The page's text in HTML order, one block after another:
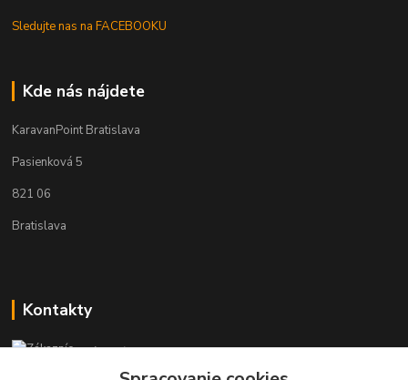
Sledujte nas na FACEBOOKU
Kde nás nájdete
KaravanPoint Bratislava
Pasienková 5
821 06
Bratislava
Kontakty
Zákaznícka podpora KaravanPoint
+421902309993